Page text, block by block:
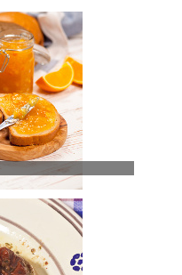
Re Blanc Salento Bianco IGP
Pliniana